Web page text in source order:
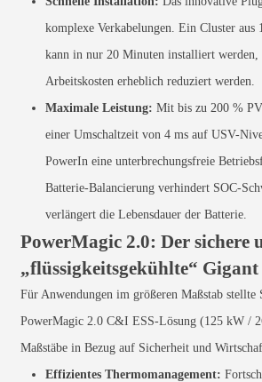
komplexe Verkabelungen. Ein Cluster aus
kann in nur 20 Minuten installiert werden,
Arbeitskosten erheblich reduziert werden.
Maximale Leistung: Mit bis zu 200 %
einer Umschaltzeit von 4 ms auf USV-
PowerIn eine unterbrechungsfreie
Batterie-Balancierung verhindert SOC-
verlängert die Lebensdauer der Batterie.
PowerMagic 2.0: Der sichere
„flüssigkeitsgekühlte“ Gigant
Für Anwendungen im größeren Maßstab stellte
PowerMagic 2.0 C&I ESS-Lösung (125 kW /
Maßstäbe in Bezug auf Sicherheit und
Effizientes Thermomanagement: